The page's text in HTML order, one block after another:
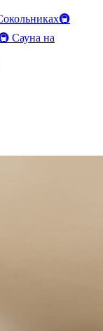
🚇
Сауна на